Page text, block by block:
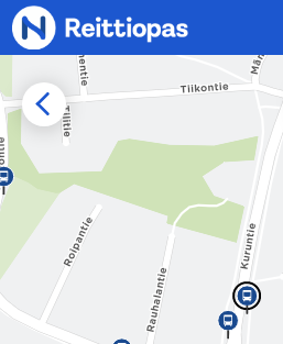
Siirry sisältöön